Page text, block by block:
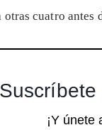
cuatro antes
Suscríbete
¡Y únete